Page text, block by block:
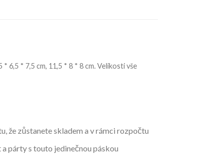
* 6,5 * 7,5 cm, 11,5 * 8 * 8 cm. Velikosti vše
že zůstanete skladem a v rámci rozpočtu
párty s touto jedinečnou páskou